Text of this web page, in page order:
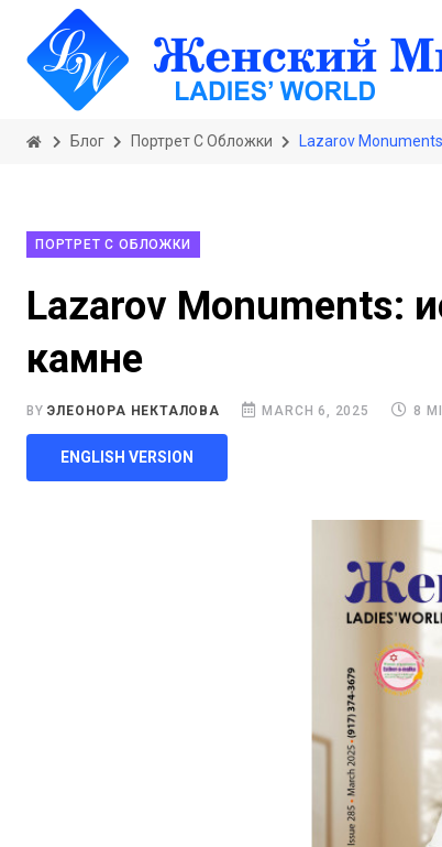
Блог Портрет С Обложки Lazarov
ПОРТРЕТ С ОБЛОЖКИ
Lazarov Monuments:
камне
BYЭЛЕОНОРА НЕКТАЛОВА MARCH 6, 2025 8
ENGLISH VERSION